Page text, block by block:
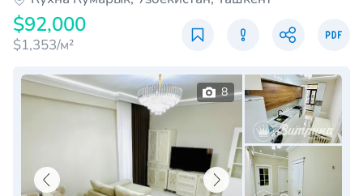
$92,000
$1,353/м²
8